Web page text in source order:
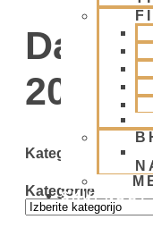
SKUPNOST
Day:
2025
Kategorije
Kategorije